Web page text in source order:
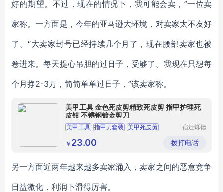
好的期望。不过，现在的情况下，我可能会卖，”一位卖
家称。一方面是，今年的亚马逊大环境，对卖家太不友好
了。“大卖家封号已经持续几个月了，现在腰部卖家也被
卷进来。每天提心吊胆的过日子，受够了。我现在只想每
个月挣2-3万，简简单单过日子，”该卖家称。
美甲工具 金色死皮剪精致死皮剪 指甲护理死
皮钳 不锈钢镀金剪刀
美甲工具 指甲刀套装 美甲死皮剪
不锈钢指甲剪刀
宿迁烁德
有限公司
￥ 23.00 拨打电话
另一方面近两年越来越多卖家涌入，卖家之间的恶意竞争
日益激化，利润下滑得厉害。